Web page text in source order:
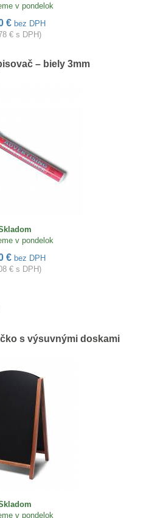
v pondelok
€ bez DPH
€ s DPH)
– biely 3mm
v pondelok
€ bez DPH
€ s DPH)
s výsuvnými doskami
v pondelok